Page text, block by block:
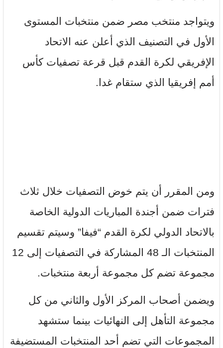
ويتواجد منتخب مصر ضمن منتخبات المستوى
الأول في التصنيف الذي أعلن عنه الاتحاد
الإفريقي لكرة القدم قبل قرعة تصفيات كأس
أمم إفريقيا الذي ستقام غدا.
ومن المقرر أن يتم خوض التصفيات خلال ثلاث
فترات ضمن أجندة المباريات الدولية الخاصة
بالاتحاد الدولي لكرة القدم “فيفا” وسيتم تقسيم
المنتخبات الـ 48 المشاركة في التصفيات إلى 12
مجموعة تضم كل مجموعة أربعة منتخبات.
ويضمن أصحاب المركز الأول والثاني من كل
مجموعة التأهل إلى النهائيات بينما ستشهد
المجموعات التي تضم أحد المنتخبات المستضيفة